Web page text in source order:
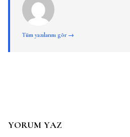
Tüm yazılarını gör →
YORUM YAZ